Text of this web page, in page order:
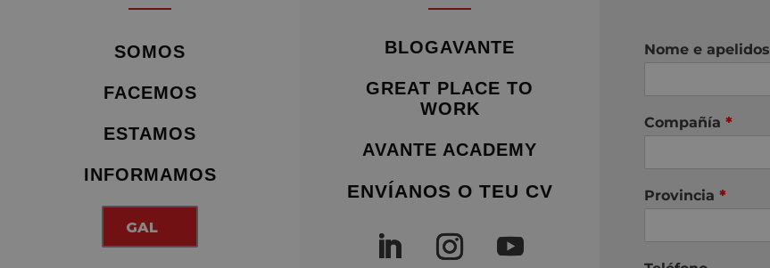
SOMOS
FACEMOS
ESTAMOS
INFORMAMOS
GAL
BLOGAVANTE
GREAT PLACE TO
WORK
AVANTE ACADEMY
ENVÍANOS O TEU CV
Nome e apelidos
Compañía *
Provincia *